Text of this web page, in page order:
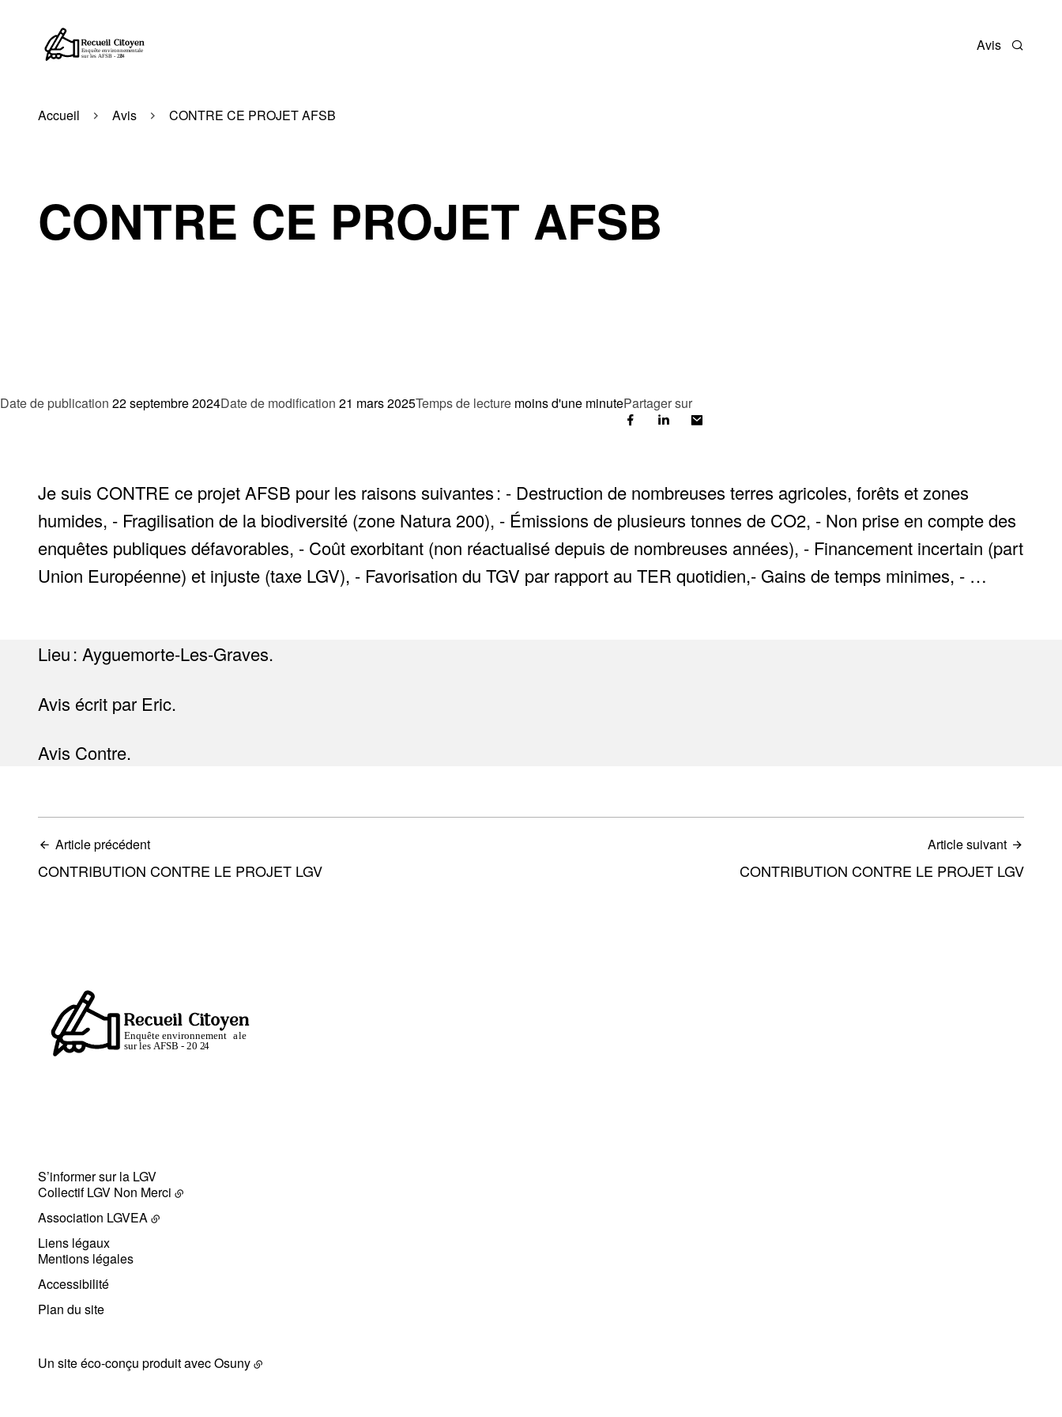
Avis
Accueil Avis CONTRE CE PROJET AFSB
CONTRE CE PROJET AFSB
Date de publication 22 septembre 2024Date de modification 21 mars 2025Temps de lecture moins d'une minutePartager sur
Je suis CONTRE ce projet AFSB pour les raisons suivantes : - Destruction de nombreuses terres agricoles, forêts et zones
humides, - Fragilisation de la biodiversité (zone Natura 200), - Émissions de plusieurs tonnes de CO2, - Non prise en compte des
enquêtes publiques défavorables, - Coût exorbitant (non réactualisé depuis de nombreuses années), - Financement incertain (part
Union Européenne) et injuste (taxe LGV), - Favorisation du TGV par rapport au TER quotidien,- Gains de temps minimes, - …
Lieu : Ayguemorte-Les-Graves.
Avis écrit par Eric.
Avis Contre.
Article précédent
CONTRIBUTION CONTRE LE PROJET LGV
Article suivant
CONTRIBUTION CONTRE LE PROJET LGV
S’informer sur la LGV
Collectif LGV Non Merci
Association LGVEA
Liens légaux
Mentions légales
Accessibilité
Plan du site
Un site éco-conçu produit avecOsuny